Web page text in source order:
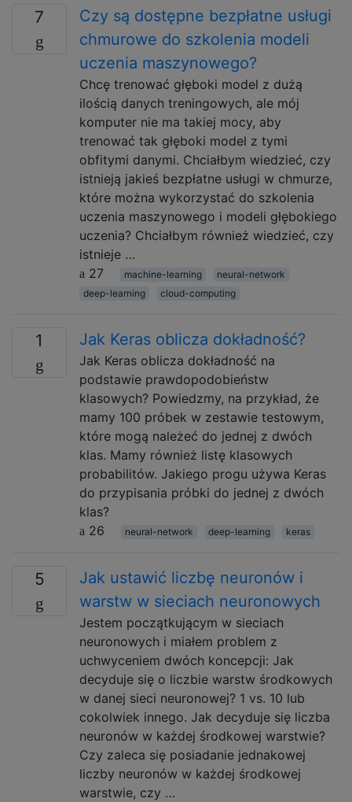
7
Czy są dostępne bezpłatne usługi
chmurowe do szkolenia modeli
uczenia maszynowego?
Chcę trenować głęboki model z dużą
ilością danych treningowych, ale mój
komputer nie ma takiej mocy, aby
trenować tak głęboki model z tymi
obfitymi danymi. Chciałbym wiedzieć, czy
istnieją jakieś bezpłatne usługi w chmurze,
które można wykorzystać do szkolenia
uczenia maszynowego i modeli głębokiego
uczenia? Chciałbym również wiedzieć, czy
istnieje …
27
machine-learning
neural-network
deep-learning
cloud-computing
1 Jak Keras oblicza dokładność?
Jak Keras oblicza dokładność na
podstawie prawdopodobieństw
klasowych? Powiedzmy, na przykład, że
mamy 100 próbek w zestawie testowym,
które mogą należeć do jednej z dwóch
klas. Mamy również listę klasowych
probabilitów. Jakiego progu używa Keras
do przypisania próbki do jednej z dwóch
klas?
26
neural-network deep-learning keras
5
Jak ustawić liczbę neuronów i
warstw w sieciach neuronowych
Jestem początkującym w sieciach
neuronowych i miałem problem z
uchwyceniem dwóch koncepcji: Jak
decyduje się o liczbie warstw środkowych
w danej sieci neuronowej? 1 vs. 10 lub
cokolwiek innego. Jak decyduje się liczba
neuronów w każdej środkowej warstwie?
Czy zaleca się posiadanie jednakowej
liczby neuronów w każdej środkowej
warstwie, czy …